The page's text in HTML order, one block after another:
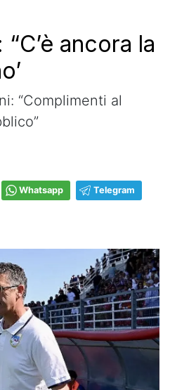
ancora la
“Complimenti al
Whatsapp Telegram